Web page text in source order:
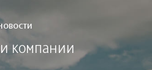
компании